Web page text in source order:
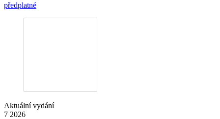
předplatné
Aktuální vydání
7 2026